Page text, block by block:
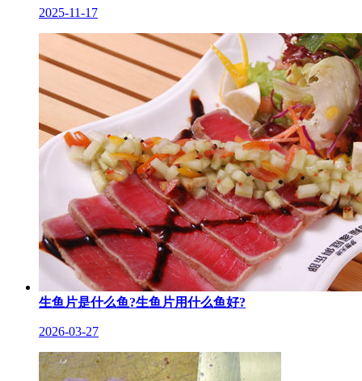
2025-11-17
生鱼片是什么鱼?生鱼片用什么鱼好?
2026-03-27